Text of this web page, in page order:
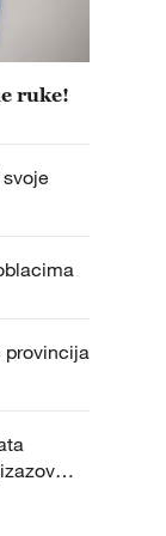
ruke!
provincija